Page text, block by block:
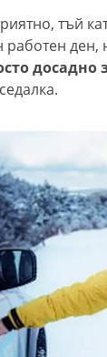
тъй
работен ден,